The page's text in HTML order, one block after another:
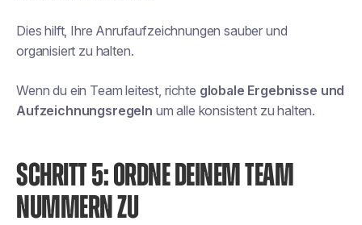
Dies hilft, Ihre Anrufaufzeichnungen sauber und
organisiert zu halten.
Wenn du ein Team leitest, richte globale Ergebnisse und
Aufzeichnungsregeln um alle konsistent zu halten.
SCHRITT 5: ORDNE DEINEM TEAM
NUMMERN ZU